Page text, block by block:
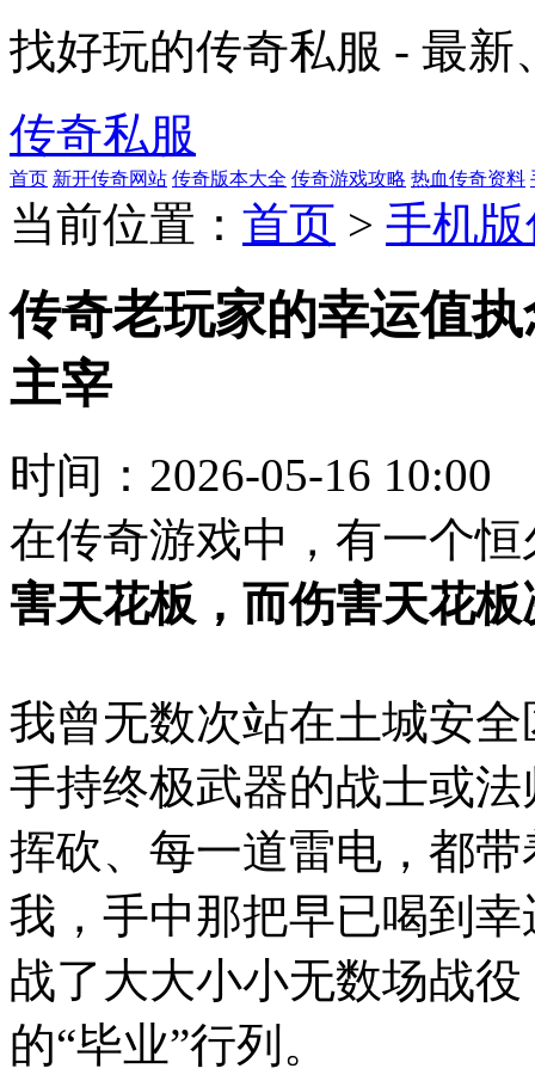
找好玩的传奇私服 - 最
传奇私服
首页 新开传奇网站 传奇版本大全 传奇游戏攻略 热血传奇资料
当前位置： 首页 > 手机
传奇老玩家的幸运值
主宰
时间： 2026-05-16 10:00
在传奇游戏中，有一个
害天花板，而伤害天花
我曾无数次站在土城安
手持终极武器的战士或
挥砍、每一道雷电，都
我，手中那把早已喝到
战了大大小小无数场战
的“毕业”行列。